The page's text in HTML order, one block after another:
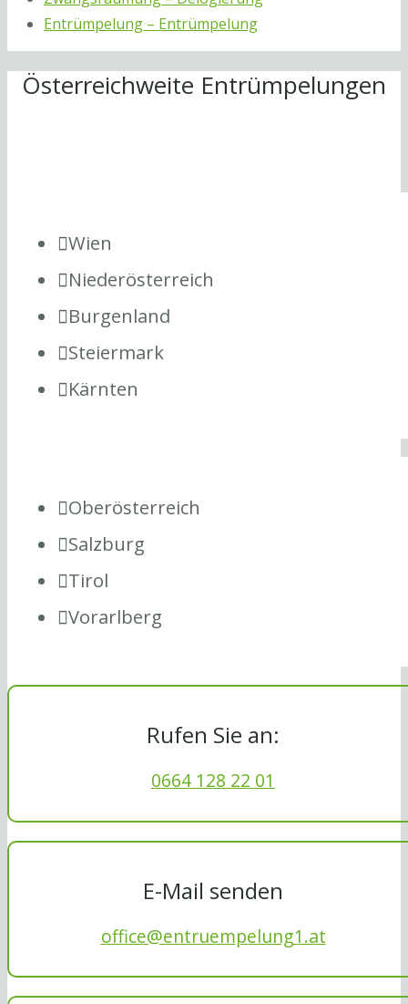
Entrümpelung – Entrümpelung
Österreichweite Entrümpelungen
Wien
Niederösterreich
Burgenland
Steiermark
Kärnten
Oberösterreich
Salzburg
Tirol
Vorarlberg
Rufen Sie an:
0664 128 22 01
E-Mail senden
office@entruempelung1.at